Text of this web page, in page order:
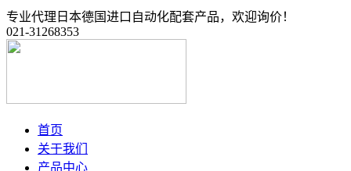
专业代理日本德国进口自动化配套产品，欢迎询价！
021-31268353
首页
关于我们
产品中心